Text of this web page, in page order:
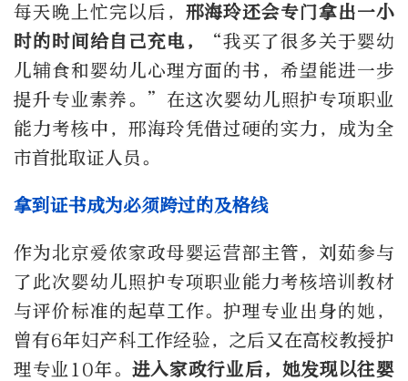
每天晚上忙完以后， 邢海玲还会专门拿出一小
时的时间给自己充电，
“我买了很多关于婴幼
儿辅食和婴幼儿心理方面的书，希望能进一步
提升专业素养。”在这次婴幼儿照护专项职业
能力考核中，邢海玲凭借过硬的实力，成为全
市首批取证人员。
拿到证书成为必须跨过的及格线
作为北京爱侬家政母婴运营部主管，刘茹参与
了此次婴幼儿照护专项职业能力考核培训教材
与评价标准的起草工作。护理专业出身的她，
曾有6年妇产科工作经验，之后又在高校教授护
理专业10年。 进入家政行业后，她发现以往婴